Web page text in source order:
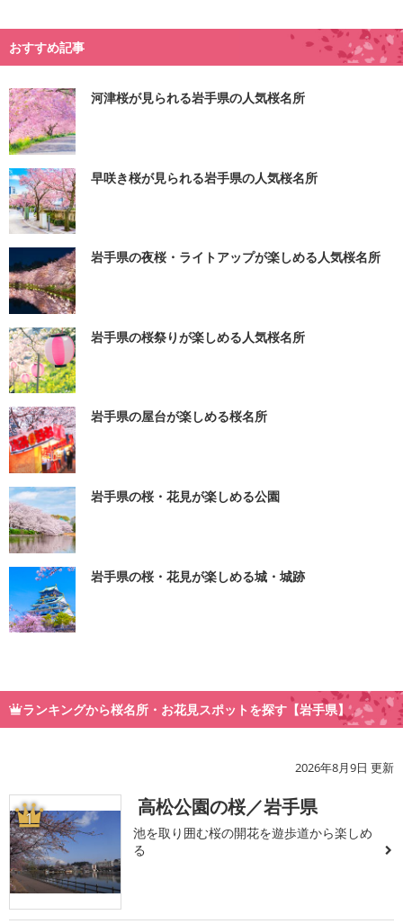
おすすめ記事
河津桜が見られる岩手県の人気桜名所
早咲き桜が見られる岩手県の人気桜名所
岩手県の夜桜・ライトアップが楽しめる人気桜名所
岩手県の桜祭りが楽しめる人気桜名所
岩手県の屋台が楽しめる桜名所
岩手県の桜・花見が楽しめる公園
岩手県の桜・花見が楽しめる城・城跡
ランキングから桜名所・お花見スポットを探す【岩手県】
2026年8月9日 更新
1 高松公園の桜／岩手県
池を取り囲む桜の開花を遊歩道から楽しめ
る